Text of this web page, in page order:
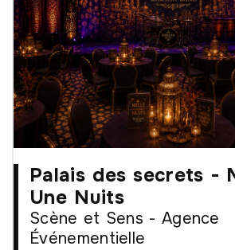
Palais des secrets -
Une Nuits
Scène et Sens - Agence
Événementielle